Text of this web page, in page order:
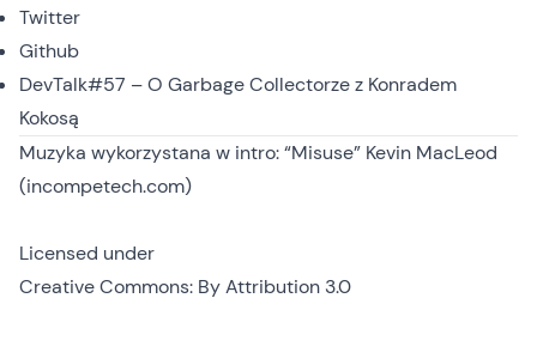
Twitter
Github
DevTalk#57 – O Garbage Collectorze z Konradem
Kokosą
Muzyka wykorzystana w intro: “Misuse” Kevin MacLeod
(incompetech.com)
Licensed under
Creative Commons: By Attribution 3.0